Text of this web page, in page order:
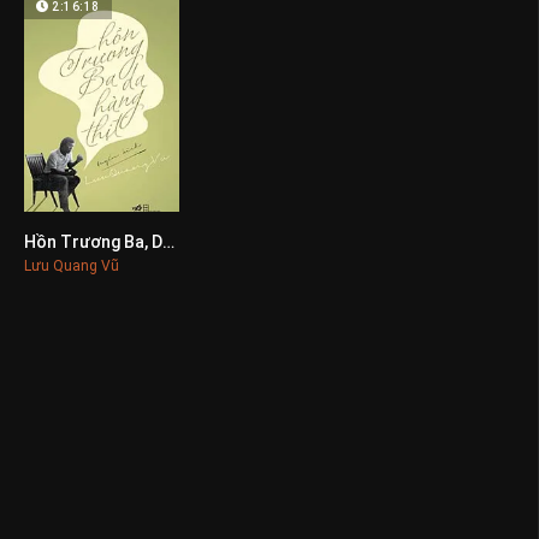
0
2:16:18
Hồn Trương Ba, Da Hàng Thịt
Lưu Quang Vũ